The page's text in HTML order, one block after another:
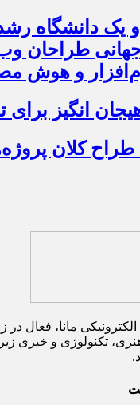
دانشگاه
طراحان
و هوش
انگیز برای
طراح کلان
مانا، فعال در
تکنولوژی و خبری